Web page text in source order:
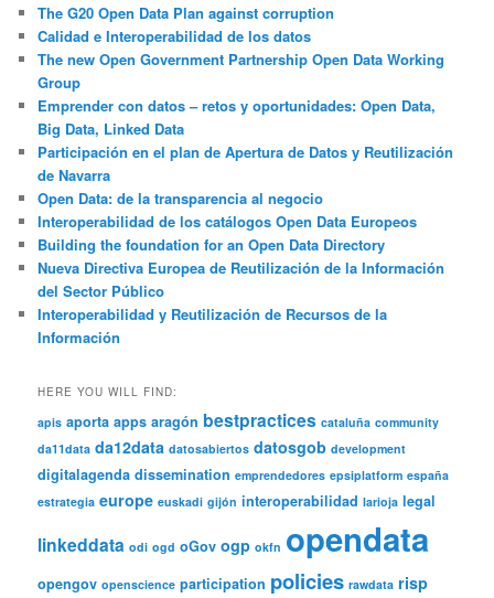
The G20 Open Data Plan against corruption
Calidad e Interoperabilidad de los datos
The new Open Government Partnership Open Data Working
Group
Emprender con datos – retos y oportunidades: Open Data,
Big Data, Linked Data
Participación en el plan de Apertura de Datos y Reutilización
de Navarra
Open Data: de la transparencia al negocio
Interoperabilidad de los catálogos Open Data Europeos
Building the foundation for an Open Data Directory
Nueva Directiva Europea de Reutilización de la Información
del Sector Público
Interoperabilidad y Reutilización de Recursos de la
Información
HERE YOU WILL FIND:
apis aporta apps aragón bestpractices cataluña community
da11data da12data datosabiertos datosgob development
digitalagenda dissemination emprendedores epsiplatform españa
estrategia europe euskadi gijón interoperabilidad larioja legal
linkeddata odi ogd oGov ogp okfn opendata
opengov openscience participation policies rawdata risp